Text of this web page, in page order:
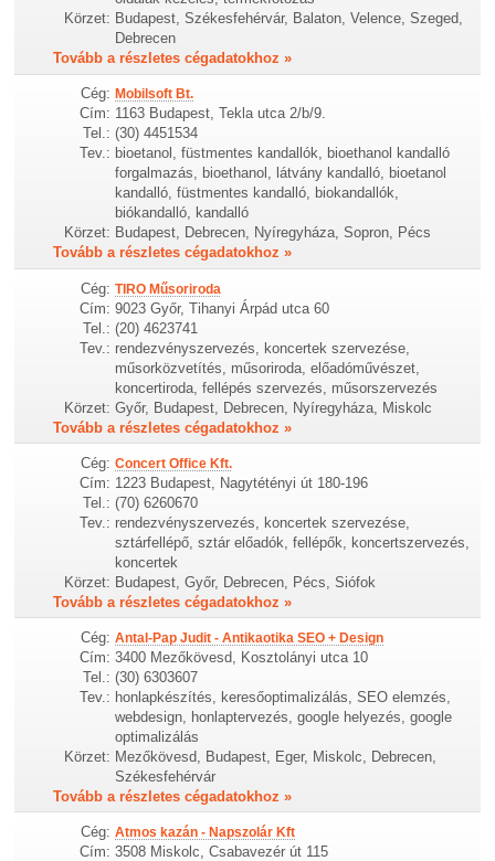
Körzet: Budapest, Székesfehérvár, Balaton, Velence, Szeged,
Debrecen
Tovább a részletes cégadatokhoz »
Cég: Mobilsoft Bt.
Cím: 1163 Budapest, Tekla utca 2/b/9.
Tel.: (30) 4451534
Tev.: bioetanol, füstmentes kandallók, bioethanol kandalló
forgalmazás, bioethanol, látvány kandalló, bioetanol
kandalló, füstmentes kandalló, biokandallók,
biókandalló, kandalló
Körzet: Budapest, Debrecen, Nyíregyháza, Sopron, Pécs
Tovább a részletes cégadatokhoz »
Cég: TIRO Műsoriroda
Cím: 9023 Győr, Tihanyi Árpád utca 60
Tel.: (20) 4623741
Tev.: rendezvényszervezés, koncertek szervezése,
műsorközvetítés, műsoriroda, előadóművészet,
koncertiroda, fellépés szervezés, műsorszervezés
Körzet: Győr, Budapest, Debrecen, Nyíregyháza, Miskolc
Tovább a részletes cégadatokhoz »
Cég: Concert Office Kft.
Cím: 1223 Budapest, Nagytétényi út 180-196
Tel.: (70) 6260670
Tev.: rendezvényszervezés, koncertek szervezése,
sztárfellépő, sztár előadók, fellépők, koncertszervezés,
koncertek
Körzet: Budapest, Győr, Debrecen, Pécs, Siófok
Tovább a részletes cégadatokhoz »
Cég: Antal-Pap Judit - Antikaotika SEO + Design
Cím: 3400 Mezőkövesd, Kosztolányi utca 10
Tel.: (30) 6303607
Tev.: honlapkészítés, keresőoptimalizálás, SEO elemzés,
webdesign, honlaptervezés, google helyezés, google
optimalizálás
Körzet: Mezőkövesd, Budapest, Eger, Miskolc, Debrecen,
Székesfehérvár
Tovább a részletes cégadatokhoz »
Cég: Atmos kazán - Napszolár Kft
Cím: 3508 Miskolc, Csabavezér út 115